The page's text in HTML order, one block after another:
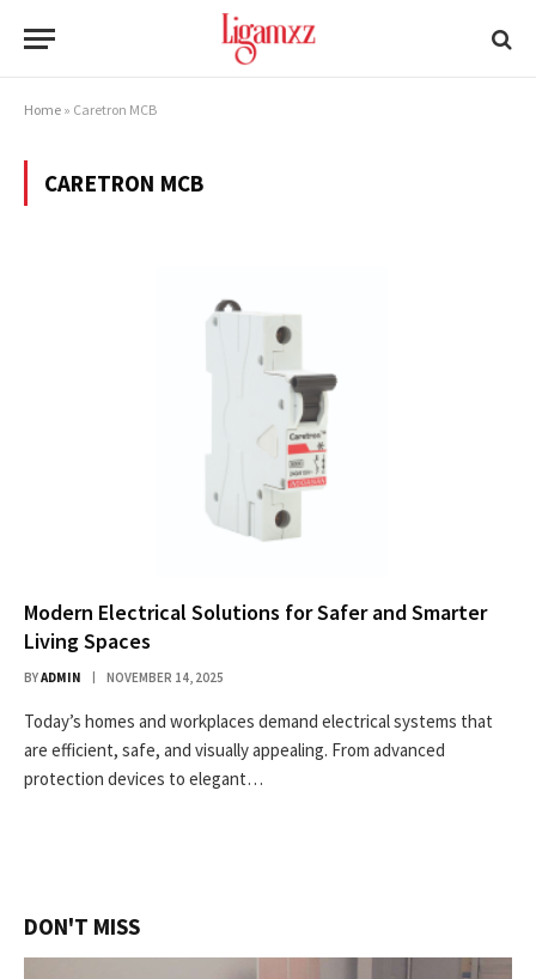
Home » Caretron MCB
CARETRON MCB
Modern Electrical Solutions for Safer and Smarter
Living Spaces
BYADMIN NOVEMBER 14, 2025
Today’s homes and workplaces demand electrical systems that
are efficient, safe, and visually appealing. From advanced
protection devices to elegant…
DON'T MISS